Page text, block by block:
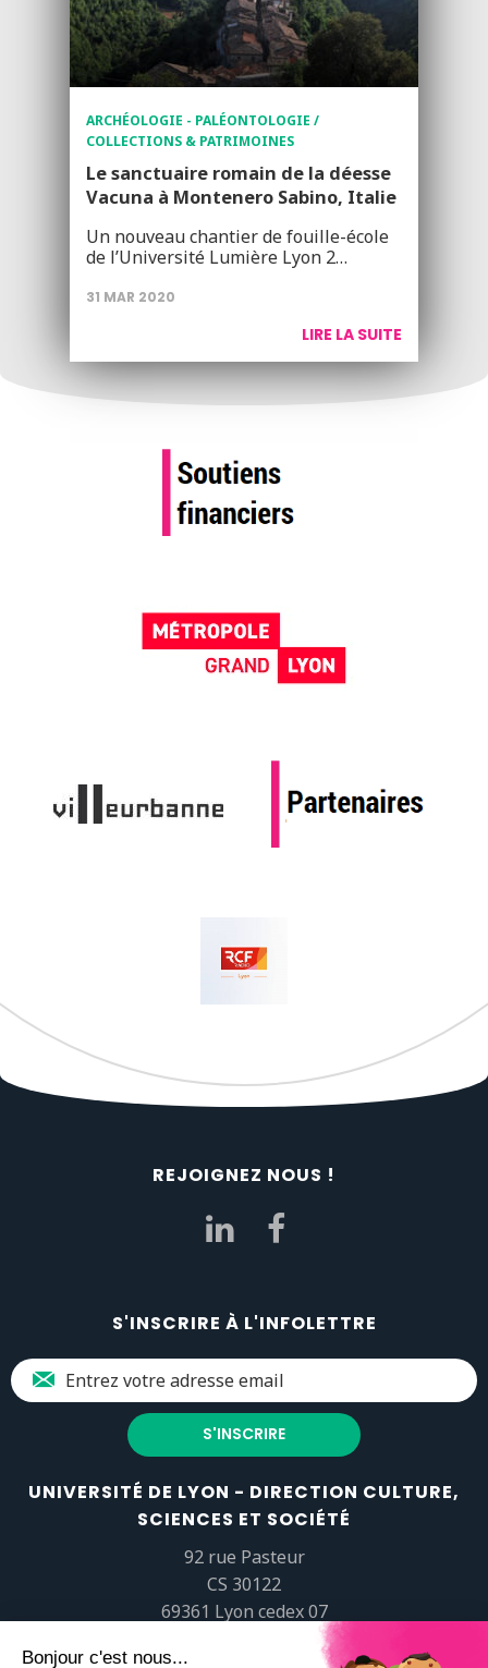
ARCHÉOLOGIE - PALÉONTOLOGIE /
COLLECTIONS & PATRIMOINES
Le sanctuaire romain de la déesse
Vacuna à Montenero Sabino, Italie
Un nouveau chantier de fouille-école
de l’Université Lumière Lyon 2…
31 MAR 2020
LIRE LA SUITE
REJOIGNEZ NOUS !
S'INSCRIRE À L'INFOLETTRE
UNIVERSITÉ DE LYON - DIRECTION CULTURE,
SCIENCES ET SOCIÉTÉ
92 rue Pasteur
CS 30122
69361 Lyon cedex 07
popsciences@universite-lyon.fr